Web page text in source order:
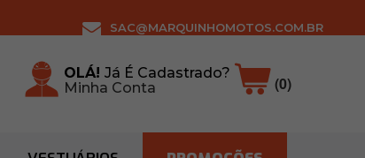
SAC@MARQUINHOMOTOS.COM.BR
OLÁ!Já É Cadastrado?
Minha Conta
(0)